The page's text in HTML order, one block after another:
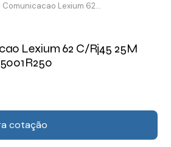
Cabo Comunicacao Lexium 62 C/Rj45 25M Schneider VW3E5001R250
Lexium 62 C/Rj45 25M
cotação